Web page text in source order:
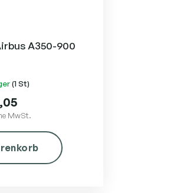
A350-900
(1 St)
MwSt.